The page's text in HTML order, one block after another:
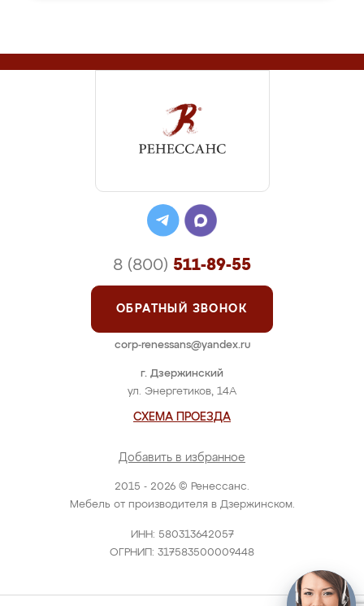
2015 - 2026 © Ренессанс.
Мебель от производителя в Дзержинском.
ИНН: 580313642057
ОГРНИП: 317583500009448
г. Дзержинский
ул. Энергетиков, 14А
СХЕМА ПРОЕЗДА
Добавить в избранное
8 (800) 511-89-55
ОБРАТНЫЙ ЗВОНОК
corp-renessans@yandex.ru